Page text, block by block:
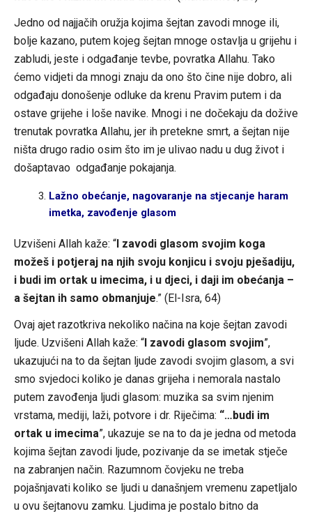
Jedno od najjačih oružja kojima šejtan zavodi mnoge ili,
bolje kazano, putem kojeg šejtan mnoge ostavlja u grijehu i
zabludi, jeste i odgađanje tevbe, povratka Allahu. Tako
ćemo vidjeti da mnogi znaju da ono što čine nije dobro, ali
odgađaju donošenje odluke da krenu Pravim putem i da
ostave grijehe i loše navike. Mnogi i ne dočekaju da dožive
trenutak povratka Allahu, jer ih pretekne smrt, a šejtan nije
ništa drugo radio osim što im je ulivao nadu u dug život i
došaptavao odgađanje pokajanja.
Lažno obećanje, nagovaranje na stjecanje haram
imetka, zavođenje glasom
Uzvišeni Allah kaže: “I zavodi glasom svojim koga
možeš i potjeraj na njih svoju konjicu i svoju pješadiju,
i budi im ortak u imecima, i u djeci, i daji im obećanja –
a šejtan ih samo obmanjuje.” (El-Isra, 64)
Ovaj ajet razotkriva nekoliko načina na koje šejtan zavodi
ljude. Uzvišeni Allah kaže: “I zavodi glasom svojim”,
ukazujući na to da šejtan ljude zavodi svojim glasom, a svi
smo svjedoci koliko je danas grijeha i nemorala nastalo
putem zavođenja ljudi glasom: muzika sa svim njenim
vrstama, mediji, laži, potvore i dr. Riječima: “…budi im
ortak u imecima”, ukazuje se na to da je jedna od metoda
kojima šejtan zavodi ljude, pozivanje da se imetak stječe
na zabranjen način. Razumnom čovjeku ne treba
pojašnjavati koliko se ljudi u današnjem vremenu zapetljalo
u ovu šejtanovu zamku. Ljudima je postalo bitno da